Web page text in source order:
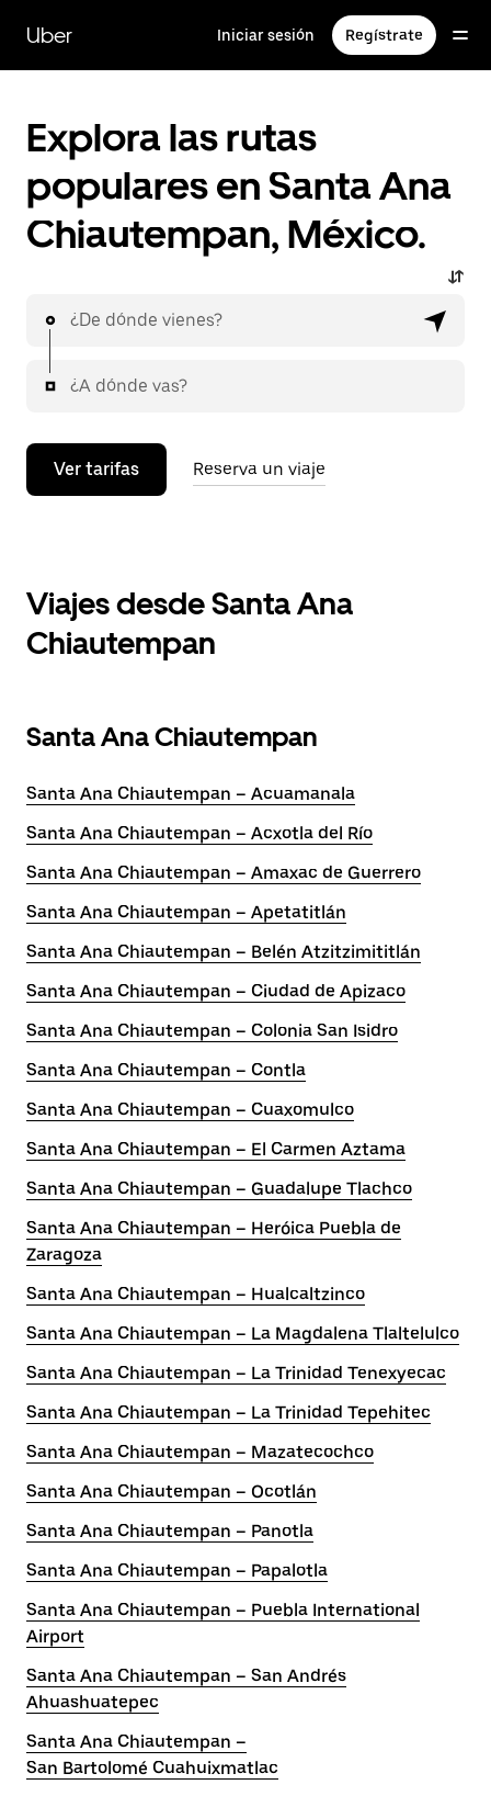
contenido
principal
Uber Iniciar sesión Regístrate
Explora las rutas
populares en Santa Ana
Chiautempan, México.
¿De dónde vienes?
¿A dónde vas?
Ver tarifas Reserva un viaje
Viajes desde Santa Ana
Chiautempan
Santa Ana Chiautempan
Santa Ana Chiautempan – Acuamanala
Santa Ana Chiautempan – Acxotla del Río
Santa Ana Chiautempan – Amaxac de Guerrero
Santa Ana Chiautempan – Apetatitlán
Santa Ana Chiautempan – Belén Atzitzimititlán
Santa Ana Chiautempan – Ciudad de Apizaco
Santa Ana Chiautempan – Colonia San Isidro
Santa Ana Chiautempan – Contla
Santa Ana Chiautempan – Cuaxomulco
Santa Ana Chiautempan – El Carmen Aztama
Santa Ana Chiautempan – Guadalupe Tlachco
Santa Ana Chiautempan – Heróica Puebla de
Zaragoza
Santa Ana Chiautempan – Hualcaltzinco
Santa Ana Chiautempan – La Magdalena Tlaltelulco
Santa Ana Chiautempan – La Trinidad Tenexyecac
Santa Ana Chiautempan – La Trinidad Tepehitec
Santa Ana Chiautempan – Mazatecochco
Santa Ana Chiautempan – Ocotlán
Santa Ana Chiautempan – Panotla
Santa Ana Chiautempan – Papalotla
Santa Ana Chiautempan – Puebla International
Airport
Santa Ana Chiautempan – San Andrés
Ahuashuatepec
Santa Ana Chiautempan –
San Bartolomé Cuahuixmatlac